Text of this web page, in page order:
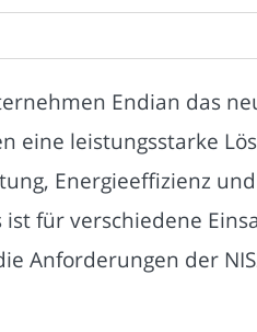
Endian das
eine leistungsstarke
Energieeffizienz
für verschiedene
Anforderungen der